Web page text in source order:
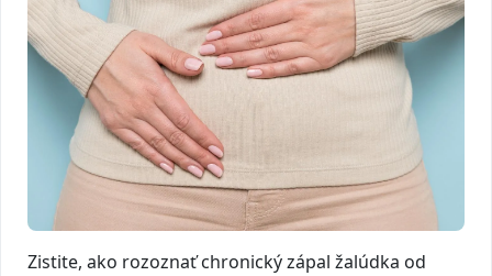
Zistite, ako rozoznať chronický zápal žalúdka od